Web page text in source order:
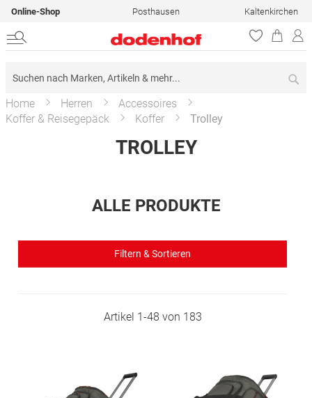
Online-Shop Posthausen Kaltenkirchen
Home Herren
Accessoires
Koffer & Reisegepäck
Koffer Trolley
TROLLEY
ALLE PRODUKTE
Filtern & Sortieren
Artikel 1-48 von 183